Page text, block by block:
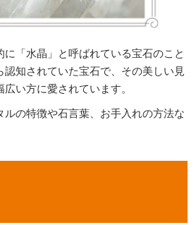
「水晶」と呼ばれている宝石のこと
認知されていた宝石で、その美しい見
い方に愛されています。
ルの特徴や石言葉、お手入れの方法な